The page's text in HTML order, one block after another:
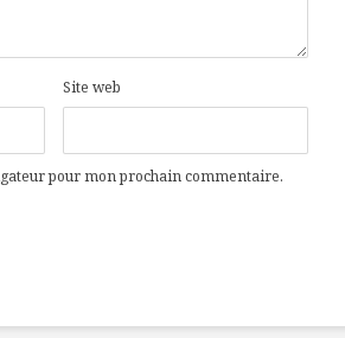
Site web
pour mon prochain commentaire.